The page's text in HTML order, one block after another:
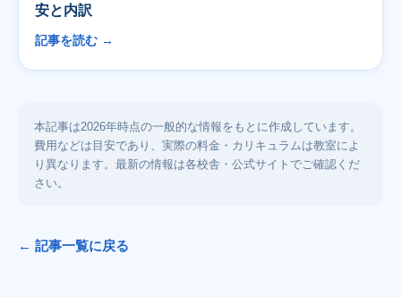
安と内訳
記事を読む →
本記事は2026年時点の一般的な情報をもとに作成しています。
費用などは目安であり、実際の料金・カリキュラムは教室によ
り異なります。最新の情報は各校舎・公式サイトでご確認くだ
さい。
← 記事一覧に戻る